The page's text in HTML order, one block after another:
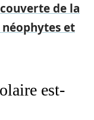
de la
et
est-